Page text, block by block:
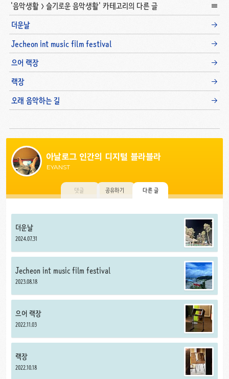
'음악생활 >슬기로운 음악생활' 카테고리의 다른 글
더운날
Jecheon int music film festival
으어 랙장
랙장
오래 음악하는 길
아날로그 인간의 디지털 블라블라
EYANST
댓글 공유하기 다른 글
더운날
2024.07.31
Jecheon int music film festival
2023.08.18
으어 랙장
2022.11.03
랙장
2022.10.18